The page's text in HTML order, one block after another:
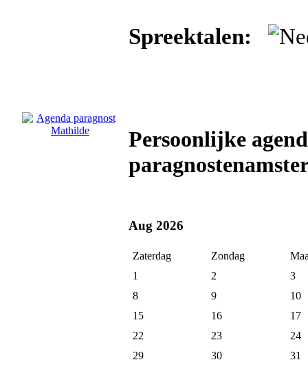
Spreektalen:
Persoonlijke
Aug 2026
Zaterdag Zondag
1
2
3
8
9
10
15
16
17
22
23
24
29
30 31